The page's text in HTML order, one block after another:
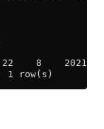
8
1 row(s)